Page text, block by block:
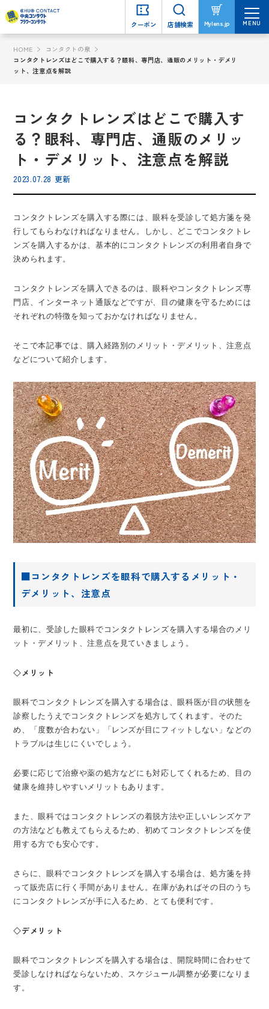
クーポン 店舗検索 Mylens.jp MENU
HOME
コンタクトの泉
コンタクトレンズはどこで購入する？眼科、専門店、通販のメリット・デメリ
ット、注意点を解説
コンタクトレンズはどこで購入す
る？眼科、専門店、通販のメリッ
ト・デメリット、注意点を解説
2023.07.28 更新
コンタクトレンズを購入する際には、眼科を受診して処方箋を発
行してもらわなければなりません。しかし、どこでコンタクトレ
ンズを購入するかは、基本的にコンタクトレンズの利用者自身で
決められます。
コンタクトレンズを購入できるのは、眼科やコンタクトレンズ専
門店、インターネット通販などですが、目の健康を守るためには
それぞれの特徴を知っておかなければなりません。
そこで本記事では、購入経路別のメリット・デメリット、注意点
などについて紹介します。
■コンタクトレンズを眼科で購入するメリット・
デメリット、注意点
最初に、受診した眼科でコンタクトレンズを購入する場合のメリ
ット・デメリット、注意点を見ていきましょう。
◇メリット
眼科でコンタクトレンズを購入する場合は、眼科医が目の状態を
診察したうえでコンタクトレンズを処方してくれます。そのた
め、「度数が合わない」「レンズが目にフィットしない」などの
トラブルは生じにくいでしょう。
必要に応じて治療や薬の処方などにも対応してくれるため、目の
健康を維持しやすいメリットもあります。
また、眼科ではコンタクトレンズの着脱方法や正しいレンズケア
の方法なども教えてもらえるため、初めてコンタクトレンズを使
用する方でも安心です。
さらに、眼科でコンタクトレンズを購入する場合は、処方箋を持
って販売店に行く手間がありません。在庫があればその日のうち
にコンタクトレンズが手に入るため、とても便利です。
◇デメリット
眼科でコンタクトレンズを購入する場合は、開院時間に合わせて
受診しなければならないため、スケジュール調整が必要になりま
す。
クーポン 店舗検索 Mylens.jp MENU